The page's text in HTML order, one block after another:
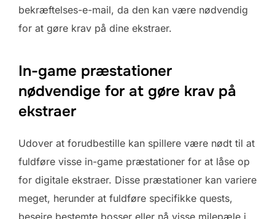
bekræftelses-e-mail, da den kan være nødvendig
for at gøre krav på dine ekstraer.
In-game præstationer
nødvendige for at gøre krav på
ekstraer
Udover at forudbestille kan spillere være nødt til at
fuldføre visse in-game præstationer for at låse op
for digitale ekstraer. Disse præstationer kan variere
meget, herunder at fuldføre specifikke quests,